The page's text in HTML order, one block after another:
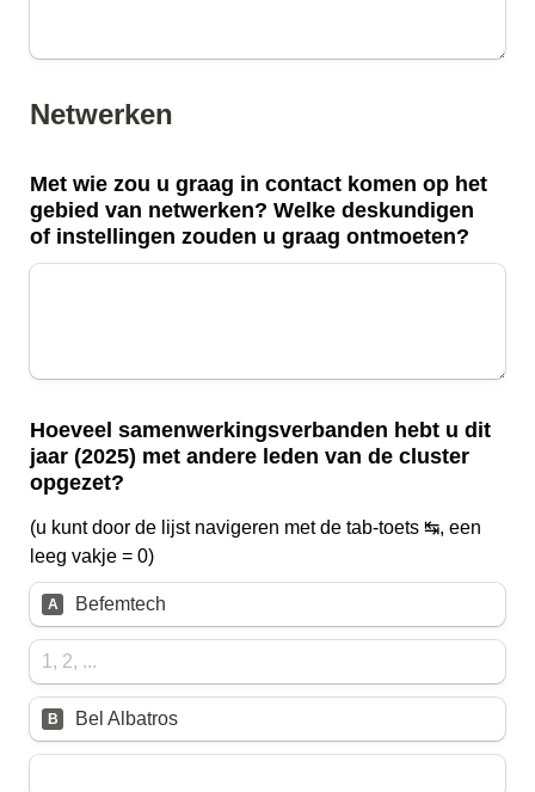
Netwerken
Met wie zou u graag in contact komen op het
gebied van netwerken? Welke deskundigen
of instellingen zouden u graag ontmoeten?
Hoeveel samenwerkingsverbanden hebt u dit
jaar (2025) met andere leden van de cluster
opgezet?
(u kunt door de lijst navigeren met de tab-toets ↹, een
leeg vakje = 0)
A Befemtech
B Bel Albatros